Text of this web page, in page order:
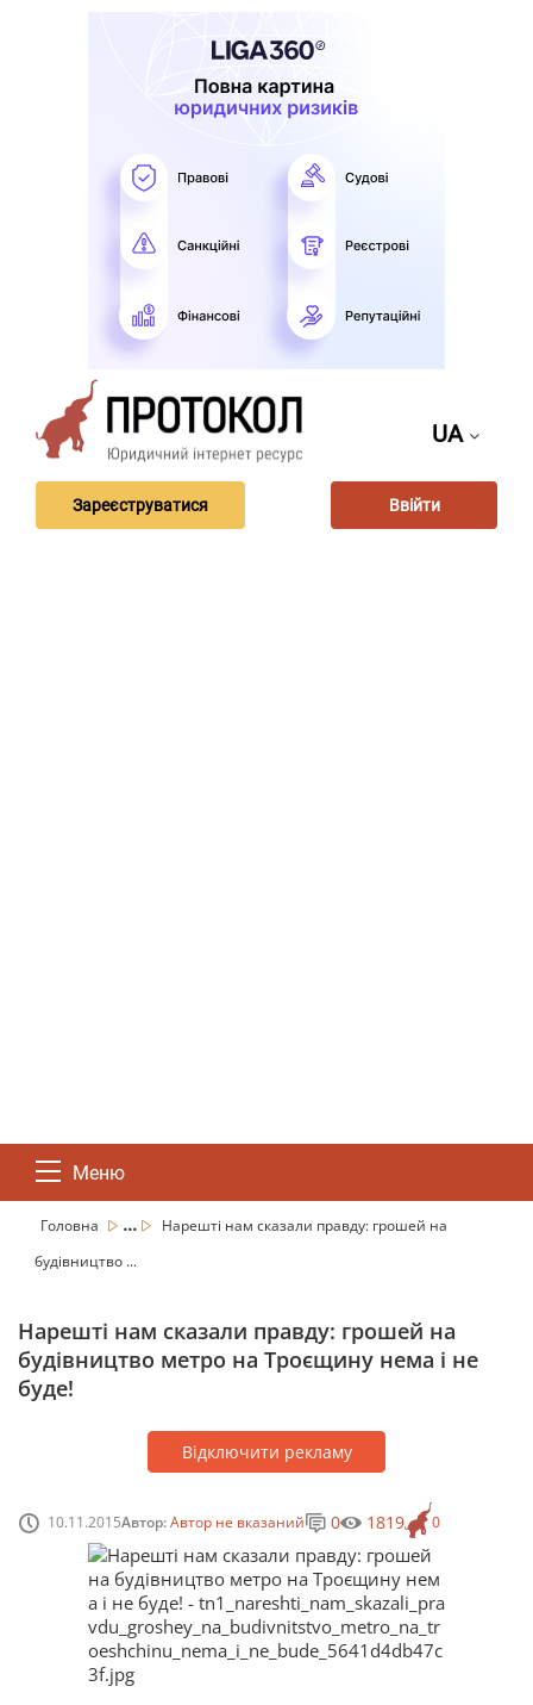
UA
Зареєструватися Ввійти
Меню
Головна ...
Нарешті нам сказали правду: грошей на
будівництво ...
Нарешті нам сказали правду: грошей на
будівництво метро на Троєщину нема і не
буде!
Відключити рекламу
10.11.2015Автор:Автор не вказаний 0
0 1819